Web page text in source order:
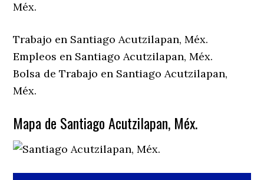
Méx.
Trabajo en Santiago Acutzilapan, Méx.
Empleos en Santiago Acutzilapan, Méx.
Bolsa de Trabajo en Santiago Acutzilapan,
Méx.
Mapa de Santiago Acutzilapan, Méx.